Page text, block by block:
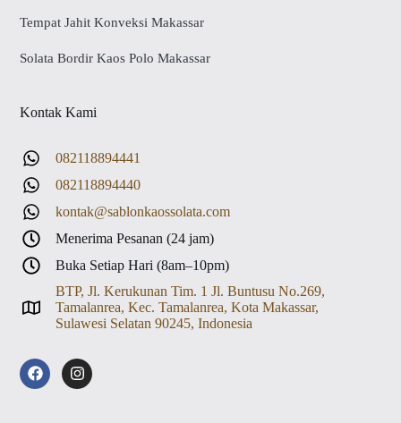
Tempat Jahit Konveksi Makassar
Solata Bordir Kaos Polo Makassar
Kontak Kami
082118894441
082118894440
kontak@sablonkaossolata.com
Menerima Pesanan (24 jam)
Buka Setiap Hari (8am–10pm)
BTP, Jl. Kerukunan Tim. 1 Jl. Buntusu No.269,
Tamalanrea, Kec. Tamalanrea, Kota Makassar,
Sulawesi Selatan 90245, Indonesia